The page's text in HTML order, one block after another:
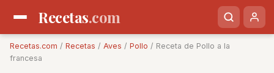
Recetas.com
Recetas.com / Recetas / Aves / Pollo / Receta de Pollo a la
francesa